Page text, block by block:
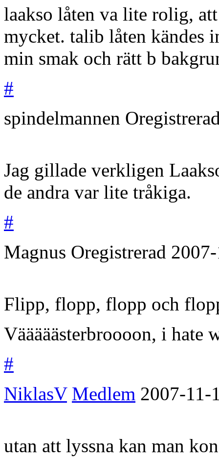
laakso låten va lite rolig,
mycket. talib låten kändes
min smak och rätt b
#
spindelmannen
Jag gillade verkligen
de andra var lite tråkiga.
#
Magnus Oregistrerad
Flipp, flopp, flopp och
Vääääästerbroooon, i hate
#
NiklasV Medlem 2007-11-
utan att lyssna kan man